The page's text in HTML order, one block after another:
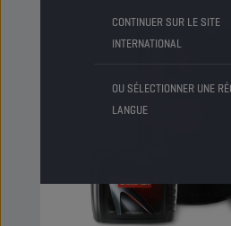
CONTINUER SUR LE SITE
INTERNATIONAL
OU SÉLECTIONNER UNE
LANGUE